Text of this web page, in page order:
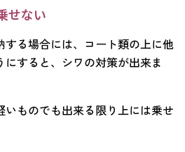
せない
する場合には、コート類の上に他
にすると、シワの対策が出来ま
いものでも出来る限り上には乗せ